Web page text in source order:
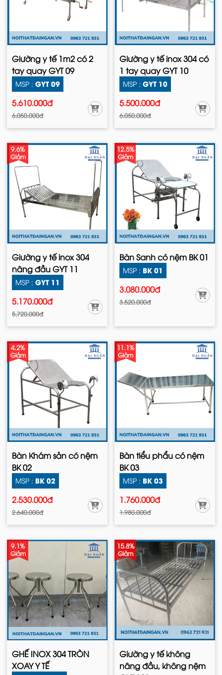
Giường y tế 1m2 có 2
tay quay GYT 09
MSP : GYT 09
5.610.000đ
6.050.000đ
Giường y tế inox 304 có
1 tay quay GYT 10
MSP : GYT 10
5.500.000đ
6.050.000đ
9.6%
Giảm
Giường y tế inox 304
nâng đầu GYT 11
MSP : GYT 11
5.170.000đ
5.720.000đ
12.5%
Giảm
Bàn Sanh có nệm BK 01
MSP : BK 01
3.080.000đ
3.520.000đ
4.2%
Giảm
Bàn Khám sản có nệm
BK 02
MSP : BK 02
2.530.000đ
2.640.000đ
11.1%
Giảm
Bàn tiểu phẩu có nệm
BK 03
MSP : BK 03
1.760.000đ
1.980.000đ
9.1%
Giảm
GHẾ INOX 304 TRÒN
XOAY Y TẾ
15.8%
Giảm
Giường y tế không
nâng đầu, không nệm